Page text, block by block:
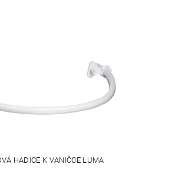
HADICE K VANIČCE LUMA